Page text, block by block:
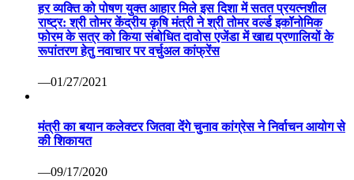
हर व्यक्ति को पोषण युक्त आहार मिले इस दिशा में सतत प्रयत्नशील
राष्ट्र: श्री तोमर केंद्रीय कृषि मंत्री ने श्री तोमर वर्ल्ड इकॉनोमिक
फोरम के सत्र को किया संबोधित दावोस एजेंडा में खाद्य प्रणालियों के
रूपांतरण हेतु नवाचार पर वर्चुअल कांफ्रेंस
—01/27/2021
मंत्री का बयान कलेक्टर जितवा देंगे चुनाव कांग्रेस ने निर्वाचन आयोग से
की शिकायत
—09/17/2020